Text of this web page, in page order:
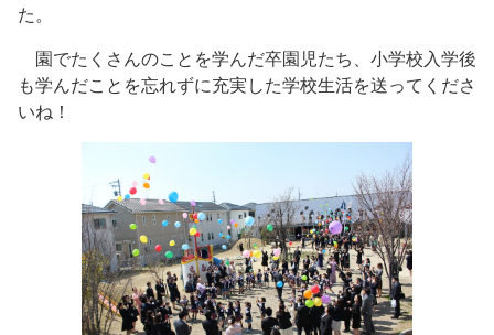
た。
園でたくさんのことを学んだ卒園児たち、小学校入学後
も学んだことを忘れずに充実した学校生活を送ってくださ
いね！